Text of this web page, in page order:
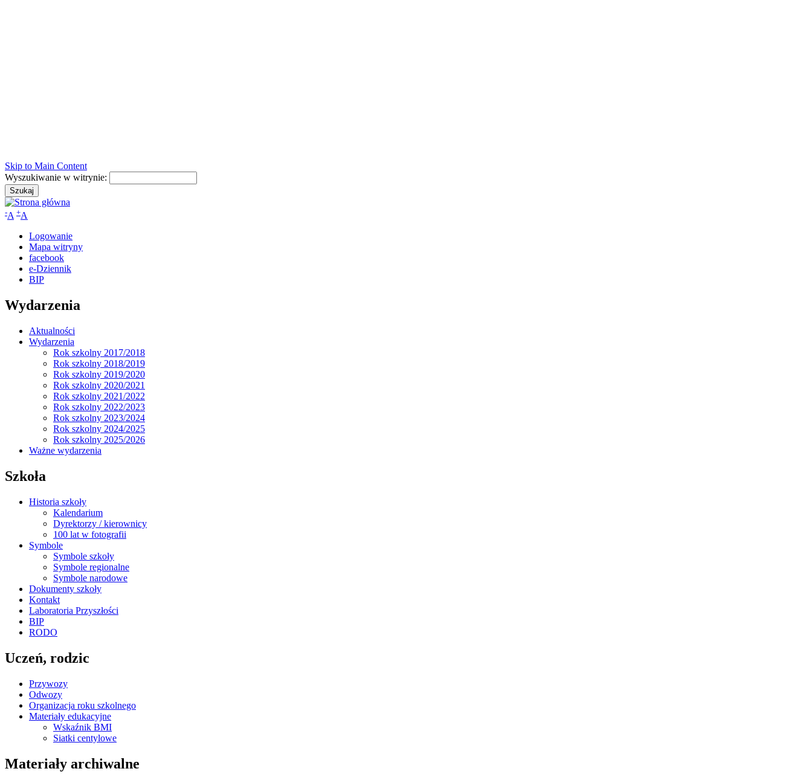
Skip to Main Content
Wyszukiwanie w witrynie:
-A +A
Logowanie
Mapa witryny
facebook
e-Dziennik
BIP
Wydarzenia
Aktualności
Wydarzenia
Rok szkolny 2017/2018
Rok szkolny 2018/2019
Rok szkolny 2019/2020
Rok szkolny 2020/2021
Rok szkolny 2021/2022
Rok szkolny 2022/2023
Rok szkolny 2023/2024
Rok szkolny 2024/2025
Rok szkolny 2025/2026
Ważne wydarzenia
Szkoła
Historia szkoły
Kalendarium
Dyrektorzy / kierownicy
100 lat w fotografii
Symbole
Symbole szkoły
Symbole regionalne
Symbole narodowe
Dokumenty szkoły
Kontakt
Laboratoria Przyszłości
BIP
RODO
Uczeń, rodzic
Przywozy
Odwozy
Organizacja roku szkolnego
Materiały edukacyjne
Wskaźnik BMI
Siatki centylowe
Materiały archiwalne